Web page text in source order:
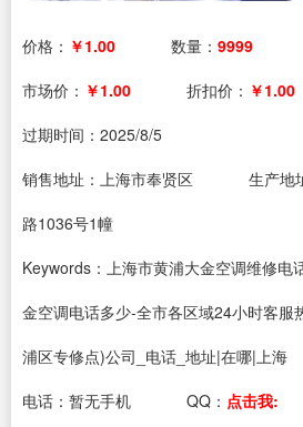
价格： ￥1.00 数量： 9999
市场价： ￥1.00 折扣价： ￥1.00
过期时间： 2025/8/5
销售地址：上海市奉贤区
生产地
路1036号1幢
Keywords：上海市黄浦大金空调维修电
金空调电话多少-全市各区域24小时客服
浦区专修点)公司_电话_地址|在哪|上海
电话： 暂无手机 QQ： 点击我: